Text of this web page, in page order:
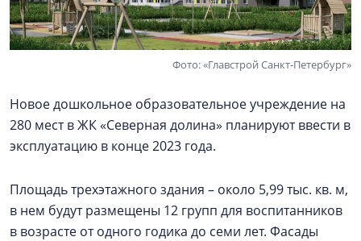
Фото: «Главстрой Санкт-Петербург»
Новое дошкольное образовательное учреждение на
280 мест в ЖК «Северная долина» планируют ввести в
эксплуатацию в конце 2023 года.
Площадь трехэтажного здания – около 5,99 тыс. кв. м,
в нем будут размещены 12 групп для воспитанников
в возрасте от одного годика до семи лет. Фасады